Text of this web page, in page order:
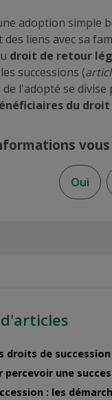
adoption simple
liens avec sa
droit de retour
successions (
l'adopté se
du droit
Oui
droits de
percevoir une
: les